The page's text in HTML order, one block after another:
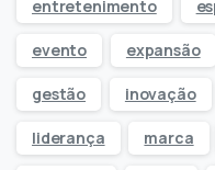
entretenimento
evento expansão
gestão inovação
liderança marca